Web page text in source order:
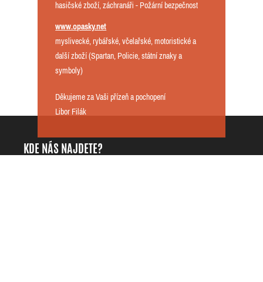
KDE NÁS NAJDETE?
hasičské zboží, záchranáři - Požární bezpečnost
www.opasky.net
myslivecké, rybářské, včelařské, motoristické a
další zboží (Spartan, Policie, státní znaky a
symboly)
Děkujeme za Vaši přízeň a pochopení
Libor Filák